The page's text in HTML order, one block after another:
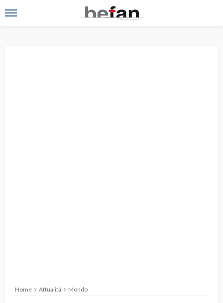
Home Attualità Mondo